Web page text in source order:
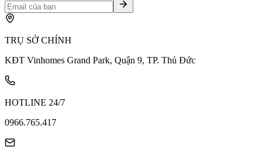
TRỤ SỞ CHÍNH
KĐT Vinhomes Grand Park, Quận 9, TP. Thủ Đức
HOTLINE 24/7
0966.765.417